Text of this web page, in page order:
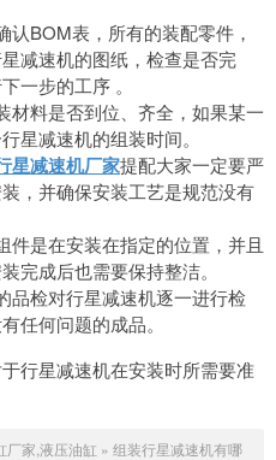
BOM表，所有的装配零件，
减速机的图纸，检查是否完
一步的工序 。
材料是否到位、齐全，如果某一
星减速机的组装时间。
星减速机厂家提配大家一定要严
，并确保安装工艺是规范没有
件是在安装在指定的位置，并且
完成后也需要保持整洁。
品检对行星减速机逐一进行检
任何问题的成品。
行星减速机在安装时所需要准
厂家,液压油缸 » 组装行星减速机有哪